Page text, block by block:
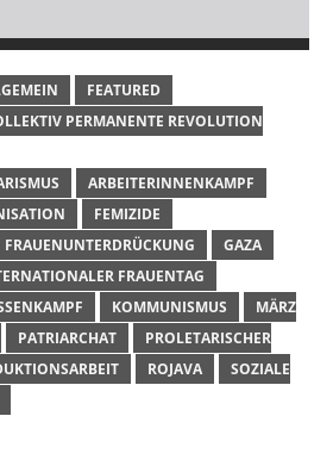
FEATURED
PERMANENTE REVOLUTION
ARBEITERINNENKAMPF
FEMIZIDE
FRAUENUNTERDRÜCKUNG
GAZA
FRAUENTAG
KOMMUNISMUS
MÄRZ
PATRIARCHAT
PROLETARISCHER
ROJAVA
SOZIALE